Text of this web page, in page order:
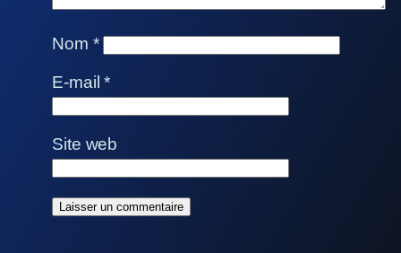
Nom *
E-mail*
Site web